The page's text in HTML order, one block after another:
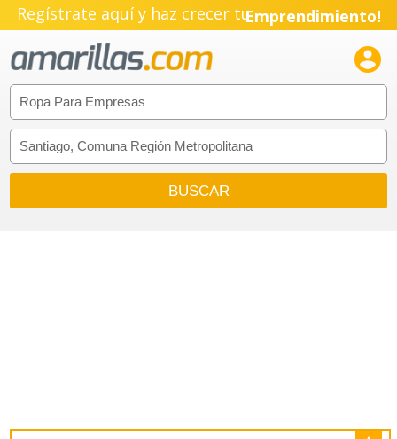
Regístrate aquí y haz crecer tuEmprendimiento!
